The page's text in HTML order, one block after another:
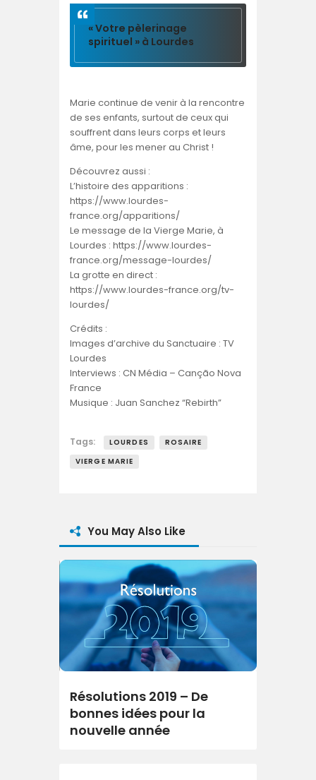
« Votre pèlerinage
spirituel » à Lourdes
Marie continue de venir à la rencontre
de ses enfants, surtout de ceux qui
souffrent dans leurs corps et leurs
âme, pour les mener au Christ !
Découvrez aussi :
L’histoire des apparitions :
https://www.lourdes-
france.org/apparitions/
Le message de la Vierge Marie, à
Lourdes : https://www.lourdes-
france.org/message-lourdes/
La grotte en direct :
https://www.lourdes-france.org/tv-
lourdes/
Crédits :
Images d’archive du Sanctuaire : TV
Lourdes
Interviews : CN Média – Canção Nova
France
Musique : Juan Sanchez “Rebirth”
Tags: LOURDES
ROSAIRE
VIERGE MARIE
You May Also Like
Résolutions 2019 – De
bonnes idées pour la
nouvelle année